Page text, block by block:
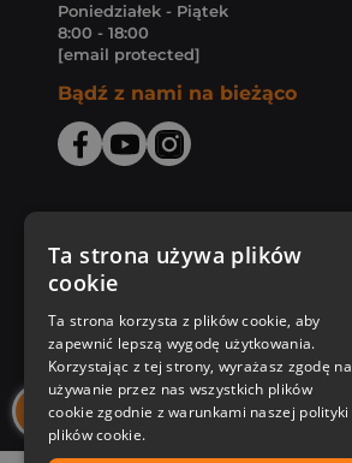
Poniedziałek - Piątek
8:00 - 18:00
[email protected]
Bądź z nami na bieżąco
Zakupy u nas
Nasza oferta
Nasi autorzy
Ta strona używa plików
cookie
Ta strona korzysta z plików cookie, aby
zapewnić lepszą wygodę użytkowania.
Korzystając z tej strony, wyrażasz zgodę na
używanie przez nas wszystkich plików
cookie zgodnie z warunkami naszej polityki
plików cookie.